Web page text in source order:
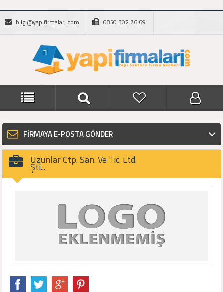
bilgi@yapifirmalari.com 0850 302 76 69
FİRMAYA E-POSTA GÖNDER
Uzunlar Ctp. San. Ve Tic. Ltd.
Şti...